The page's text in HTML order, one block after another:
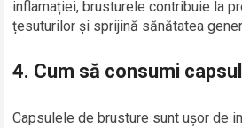
inflamației, brusturele contribuie la
țesuturilor și sprijină sănătatea
4. Cum să consumi
Capsulele de brusture sunt ușor de